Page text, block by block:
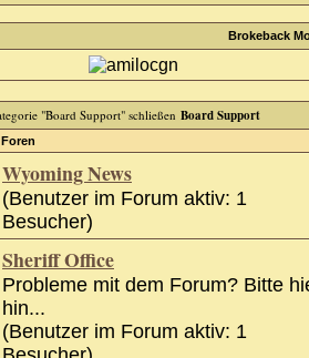
Brokeback
Board Support
Foren
Wyoming News
(Benutzer im Forum aktiv: 1
Besucher)
Sheriff Office
Probleme mit dem Forum? Bitte
hin...
(Benutzer im Forum aktiv: 1